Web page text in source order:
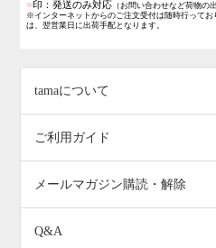
■印：発送のみ対応 （お問い合わせなど荷物の
※インターネットからのご注文受付は随時行って
は、翌営業日に出荷手配となります。
tamaについて
ご利用ガイド
メールマガジン購読・解除
Q&A